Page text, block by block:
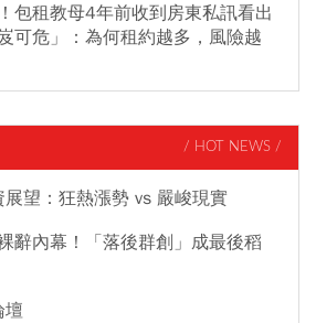
包租教母4年前收到房東私訊看出
可危」：為何租約越多，風險越
/ HOT NEWS /
望：狂熱漲勢 vs 嚴峻現實
辭內幕！「落後群創」成最後稻
壇